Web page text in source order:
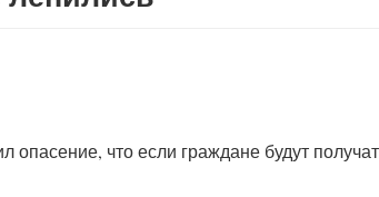
что если граждане будут